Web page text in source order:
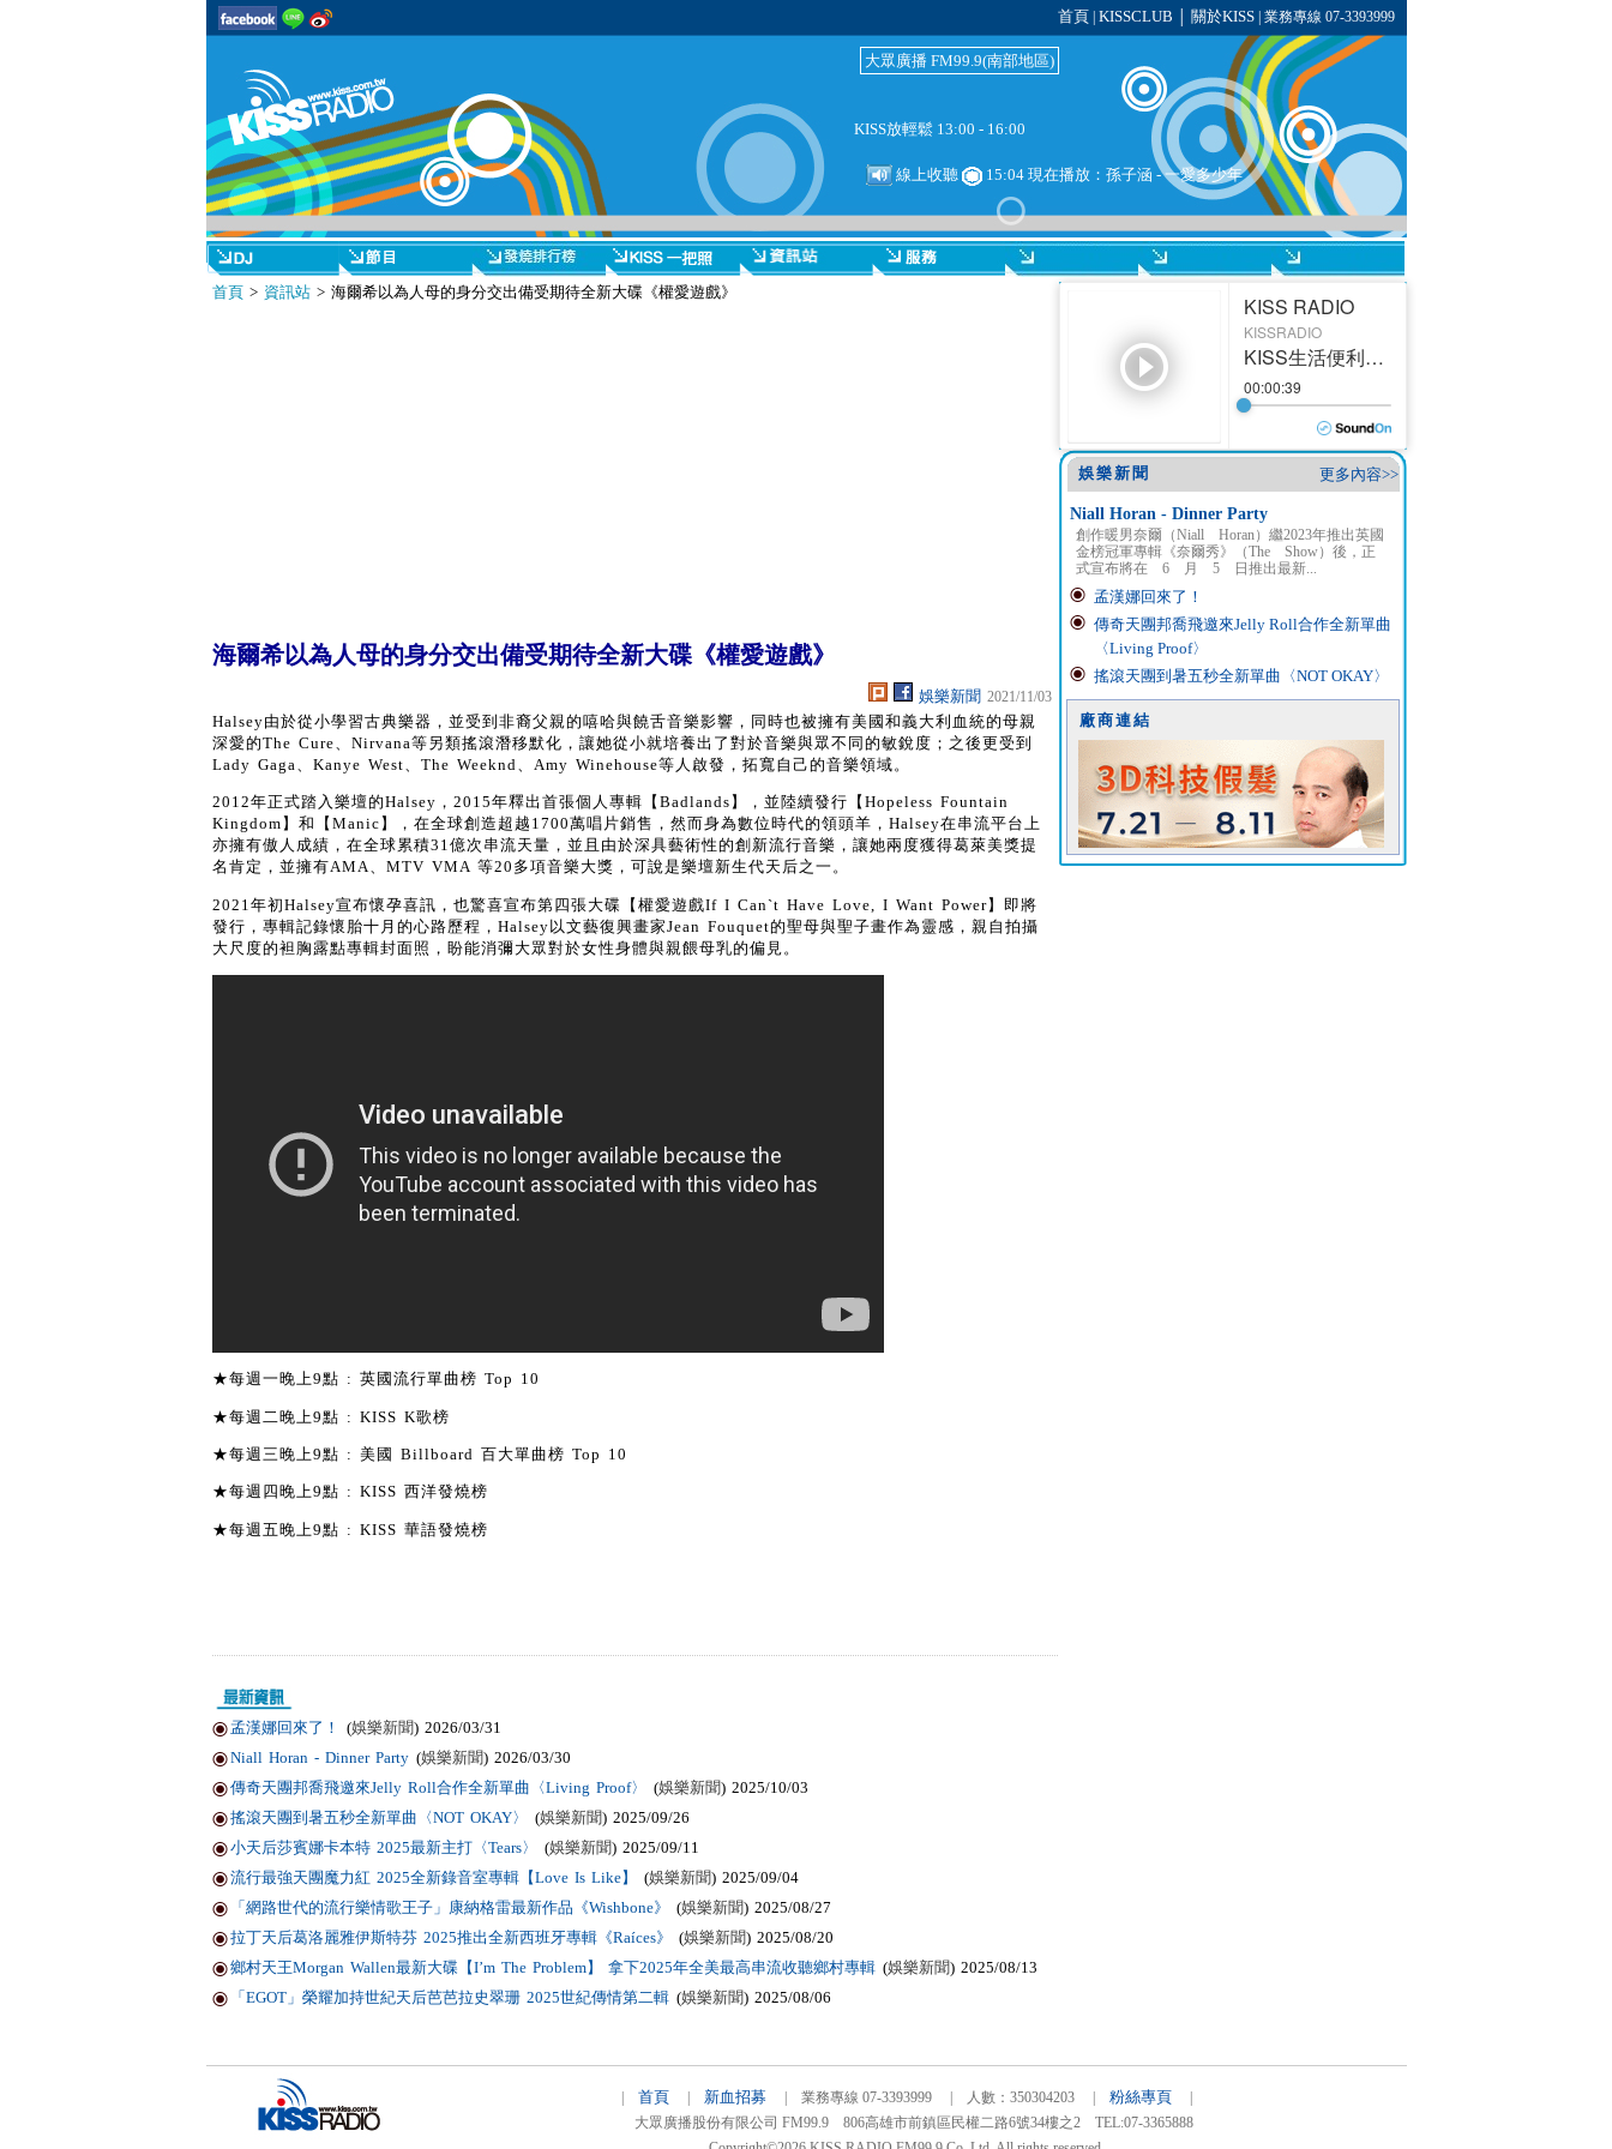
首頁 KISSCLUB 關於KISS| 業務專線 07-3393999
大眾廣播 FM99.9(南部地區)
KISS放輕鬆 13:00 - 16:00
線上收聽 15:04 現在播放：孫子涵 - 一愛多少年
首頁> 資訊站> 海爾希以為人母的身分交出備受期待全新大碟《權愛遊戲》
海爾希以為人母的身分交出備受期待全新大碟《權愛遊戲》
娛樂新聞 2021/11/03
Halsey由於從小學習古典樂器，並受到非裔父親的嘻哈與饒舌音樂影響，同時也被擁有美國和義大利血統的母親
深愛的The Cure、Nirvana等另類搖滾潛移默化，讓她從小就培養出了對於音樂與眾不同的敏銳度；之後更受到
Lady Gaga、Kanye West、The Weeknd、Amy Winehouse等人啟發，拓寬自己的音樂領域。
2012年正式踏入樂壇的Halsey，2015年釋出首張個人專輯【Badlands】，並陸續發行【Hopeless Fountain
Kingdom】和【Manic】，在全球創造超越1700萬唱片銷售，然而身為數位時代的領頭羊，Halsey在串流平台上
亦擁有傲人成績，在全球累積31億次串流天量，並且由於深具藝術性的創新流行音樂，讓她兩度獲得葛萊美獎提
名肯定，並擁有AMA、MTV VMA 等20多項音樂大獎，可說是樂壇新生代天后之一。
2021年初Halsey宣布懷孕喜訊，也驚喜宣布第四張大碟【權愛遊戲If I Can`t Have Love, I Want Power】即將
發行，專輯記錄懷胎十月的心路歷程，Halsey以文藝復興畫家Jean Fouquet的聖母與聖子畫作為靈感，親自拍攝
大尺度的袒胸露點專輯封面照，盼能消彌大眾對於女性身體與親餵母乳的偏見。
★每週一晚上9點 : 英國流行單曲榜 Top 10
★每週二晚上9點 : KISS K歌榜
★每週三晚上9點 : 美國 Billboard 百大單曲榜 Top 10
★每週四晚上9點 : KISS 西洋發燒榜
★每週五晚上9點 : KISS 華語發燒榜
孟漢娜回來了！ (娛樂新聞) 2026/03/31
Niall Horan - Dinner Party (娛樂新聞) 2026/03/30
傳奇天團邦喬飛邀來Jelly Roll合作全新單曲〈Living Proof〉
(娛樂新聞) 2025/10/03
搖滾天團到暑五秒全新單曲〈NOT OKAY〉
(娛樂新聞) 2025/09/26
小天后莎賓娜卡本特 2025最新主打〈Tears〉
(娛樂新聞) 2025/09/11
流行最強天團魔力紅 2025全新錄音室專輯【Love Is Like】
(娛樂新聞) 2025/09/04
「網路世代的流行樂情歌王子」康納格雷最新作品《Wishbone》
(娛樂新聞) 2025/08/27
拉丁天后葛洛麗雅伊斯特芬 2025推出全新西班牙專輯《Raíces》
(娛樂新聞) 2025/08/20
鄉村天王Morgan Wallen最新大碟【I’m The Problem】 拿下2025年全美最高串流收聽鄉村專輯 (娛樂新聞) 2025/08/13
「EGOT」榮耀加持世紀天后芭芭拉史翠珊 2025世紀傳情第二輯 (娛樂新聞) 2025/08/06
更多內容>>
娛樂新聞
Niall Horan - Dinner Party
創作暖男奈爾（Niall Horan）繼2023年推出英國
金榜冠軍專輯《奈爾秀》（The Show）後，正
式宣布將在 6 月 5 日推出最新...
孟漢娜回來了！
傳奇天團邦喬飛邀來Jelly Roll合作全新單曲
〈Living Proof〉
搖滾天團到暑五秒全新單曲〈NOT OKAY〉
廠商連結
首頁 新血招募 | 業務專線 07-3393999 | 人數：350304203 | 粉絲專頁
大眾廣播股份有限公司 FM99.9 806高雄市前鎮區民權二路6號34樓之2 TEL:07-3365888